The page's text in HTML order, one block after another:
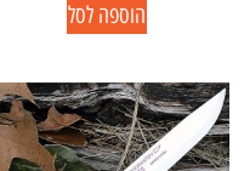
הוספה לסל